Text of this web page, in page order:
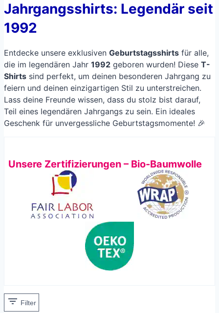
Jahrgangsshirts: Legendär seit
1992
Entdecke unsere exklusiven Geburtstagsshirts für alle,
die im legendären Jahr 1992 geboren wurden! Diese T-
Shirts sind perfekt, um deinen besonderen Jahrgang zu
feiern und deinen einzigartigen Stil zu unterstreichen.
Lass deine Freunde wissen, dass du stolz bist darauf,
Teil eines legendären Jahrgangs zu sein. Ein ideales
Geschenk für unvergessliche Geburtstagsmomente! 🎉
Unsere Zertifizierungen – Bio-Baumwolle
Filter